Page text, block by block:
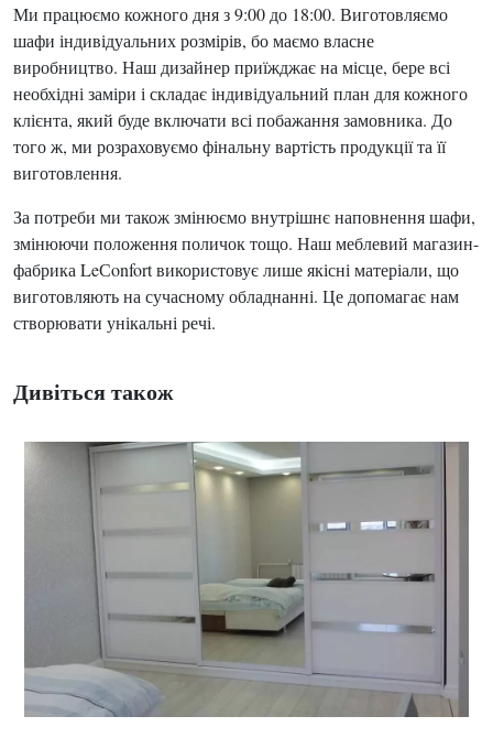
Ми працюємо кожного дня з 9:00 до 18:00. Виготовляємо
шафи індивідуальних розмірів, бо маємо власне
виробництво. Наш дизайнер приїжджає на місце, бере всі
необхідні заміри і складає індивідуальний план для кожного
клієнта, який буде включати всі побажання замовника. До
того ж, ми розраховуємо фінальну вартість продукції та її
виготовлення.
За потреби ми також змінюємо внутрішнє наповнення шафи,
змінюючи положення поличок тощо. Наш меблевий магазин-
фабрика LeСonfort використовує лише якісні матеріали, що
виготовляють на сучасному обладнанні. Це допомагає нам
створювати унікальні речі.
Дивіться також